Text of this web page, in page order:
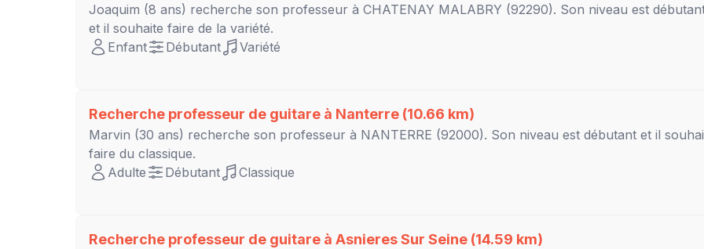
Joaquim (8 ans) recherche son professeur à CHATENAY MALABRY (92290). Son niveau est
et il souhaite faire de la variété.
Enfant
Débutant Variété
Recherche professeur de guitare à Nanterre (10.66 km)
Marvin (30 ans) recherche son professeur à NANTERRE (92000). Son niveau est débutant et il
faire du classique.
Adulte
Débutant Classique
Recherche professeur de guitare à Asnieres Sur Seine (14.59 km)